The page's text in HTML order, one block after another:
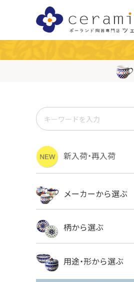
新入荷・再入荷
メーカーから選ぶ
ボレス
VENA
ミレナ
柄から選ぶ
ボレス
用途・形から選ぶ